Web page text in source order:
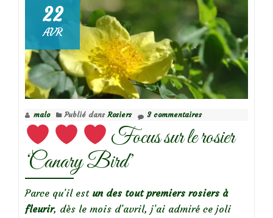
Naturel
de
Juliette
22
AVR
malo Publié dans Rosiers 3 commentaires
Focus sur le rosier
‘Canary Bird’
Parce qu’il est un des tout premiers rosiers à
fleurir, dès le mois d’avril, j’ai admiré ce joli